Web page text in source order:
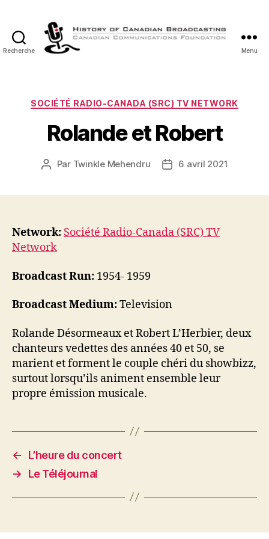
Recherche
Radiodiffusion
Menu
Catégories
SOCIÉTÉ RADIO-CANADA (SRC) TV NETWORK
Rolande et Robert
Auteur
Par Twinkle Mehendru
Date6 avril 2021
Network: Société Radio-Canada (SRC) TV
Network
Broadcast Run: 1954- 1959
Broadcast Medium:Television
Rolande Désormeaux et Robert L’Herbier, deux
chanteurs vedettes des années 40 et 50, se
marient et forment le couple chéri du showbizz,
surtout lorsqu’ils animent ensemble leur
propre émission musicale.
←
L’heure du concert
→
Le Téléjournal